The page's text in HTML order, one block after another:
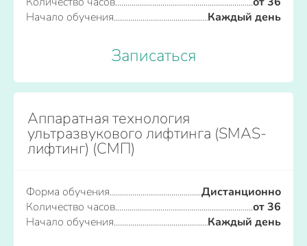
Начало обучения
Каждый день
Записаться
Аппаратная технология
ультразвукового лифтинга (SMAS-
лифтинг) (СМП)
Форма обучения
Дистанционно
Количество часов
от 36
Начало обучения
Каждый день